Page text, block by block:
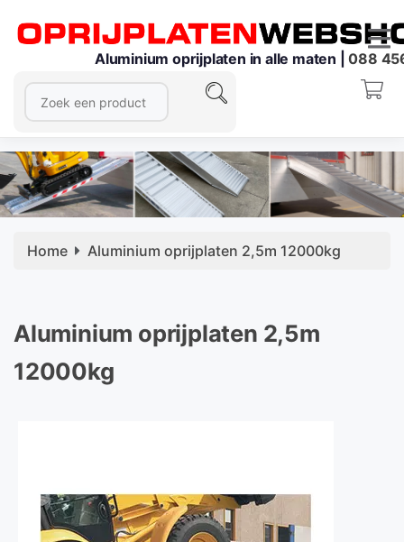
Aluminium oprijplaten in alle maten |088
Home Aluminium oprijplaten 2,5m 12000kg
Aluminium oprijplaten 2,5m
12000kg